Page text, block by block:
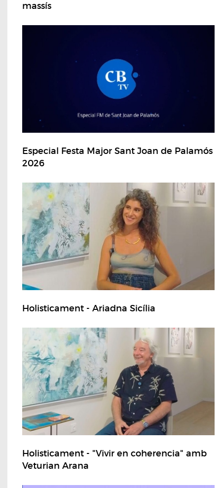
massís
Especial Festa Major Sant Joan de Palamós
2026
Holisticament - Ariadna Sicília
Holisticament - "Vivir en coherencia" amb
Veturian Arana